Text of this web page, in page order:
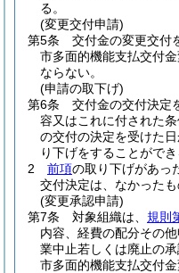
る。
(変更交付申請)
第5条
交付金の変更交付
市多面的機能支払交付
ならない。
(申請の取下げ)
第6条
交付金の交付決定
容又はこれに付された
の交付の決定を受けた
り下げをすることができ
2
前項の取り下げがあっ
交付決定は、なかったも
(変更承認申請)
第7条
対象組織は、 規則
内容、経費の配分その
業中止若しくは廃止の
市多面的機能支払交付